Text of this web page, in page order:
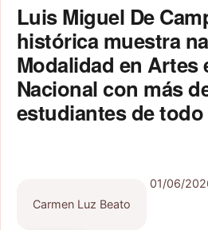
Luis Miguel De
histórica muestra
Modalidad en Artes
Nacional con más
estudiantes de
Carmen Luz Beato
01/06/